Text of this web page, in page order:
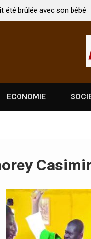
Indien Kirti Vardhan
de la Fête de
ECONOMIE
Casimir